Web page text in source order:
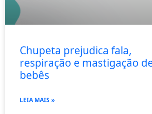
Chupeta prejudica fala,
respiração e mastigação
bebês
LEIA MAIS »